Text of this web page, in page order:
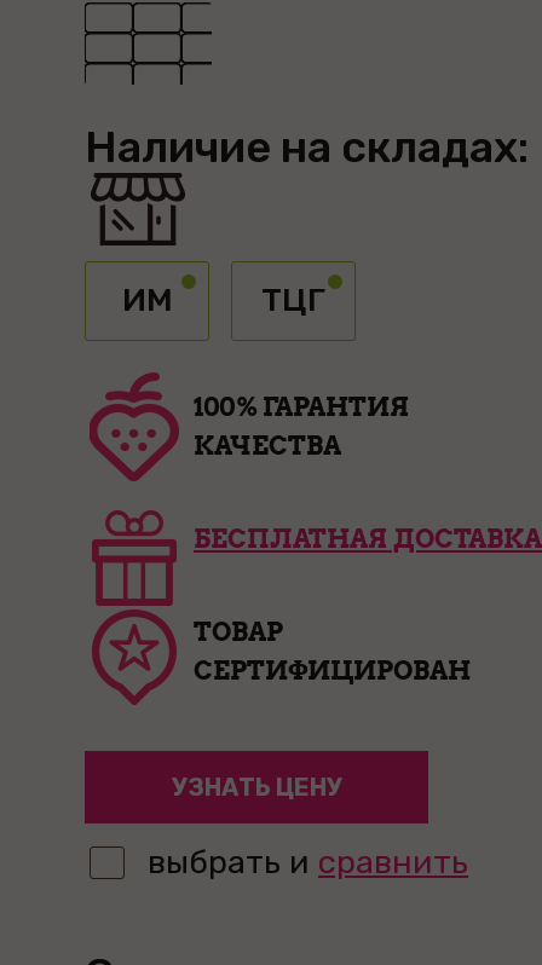
Наличие на складах:
ИМ ТЦГ
100% ГАРАНТИЯ
КАЧЕСТВА
БЕСПЛАТНАЯ ДОСТАВКА
ТОВАР
СЕРТИФИЦИРОВАН
УЗНАТЬ ЦЕНУ
выбрать и сравнить